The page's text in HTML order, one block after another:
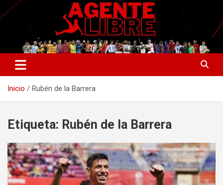
Saltar
al
Agente Libre Digital
La nueva generación del periodismo deportivo.
Inicio Rubén de la Barrera
Etiqueta: Rubén de la Barrera